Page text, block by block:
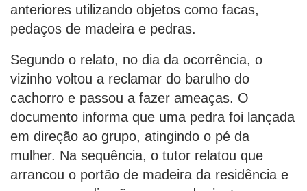
anteriores utilizando objetos como facas,
pedaços de madeira e pedras.
Segundo o relato, no dia da ocorrência, o
vizinho voltou a reclamar do barulho do
cachorro e passou a fazer ameaças. O
documento informa que uma pedra foi lançada
em direção ao grupo, atingindo o pé da
mulher. Na sequência, o tutor relatou que
arrancou o portão de madeira da residência e